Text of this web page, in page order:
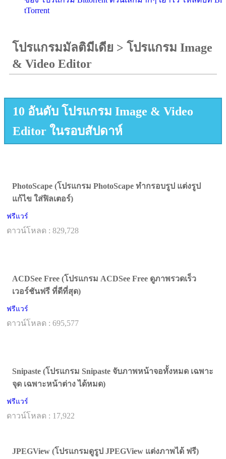
tTorrent
โปรแกรมมัลติมีเดีย > โปรแกรม Image
& Video Editor
10 อันดับ โปรแกรม Image & Video
Editor ในรอบสัปดาห์
PhotoScape (โปรแกรม PhotoScape ทำกรอบรูป แต่งรูป
แก้ไข ใส่ฟิลเตอร์)
ฟรีแวร์
ดาวน์โหลด : 829,728
ACDSee Free (โปรแกรม ACDSee Free ดูภาพรวดเร็ว
เวอร์ชันฟรี ที่ดีที่สุด)
ฟรีแวร์
ดาวน์โหลด : 695,577
Snipaste (โปรแกรม Snipaste จับภาพหน้าจอทั้งหมด เฉพาะ
จุด เฉพาะหน้าต่าง ได้หมด)
ฟรีแวร์
ดาวน์โหลด : 17,922
JPEGView (โปรแกรมดูรูป JPEGView แต่งภาพได้ ฟรี)